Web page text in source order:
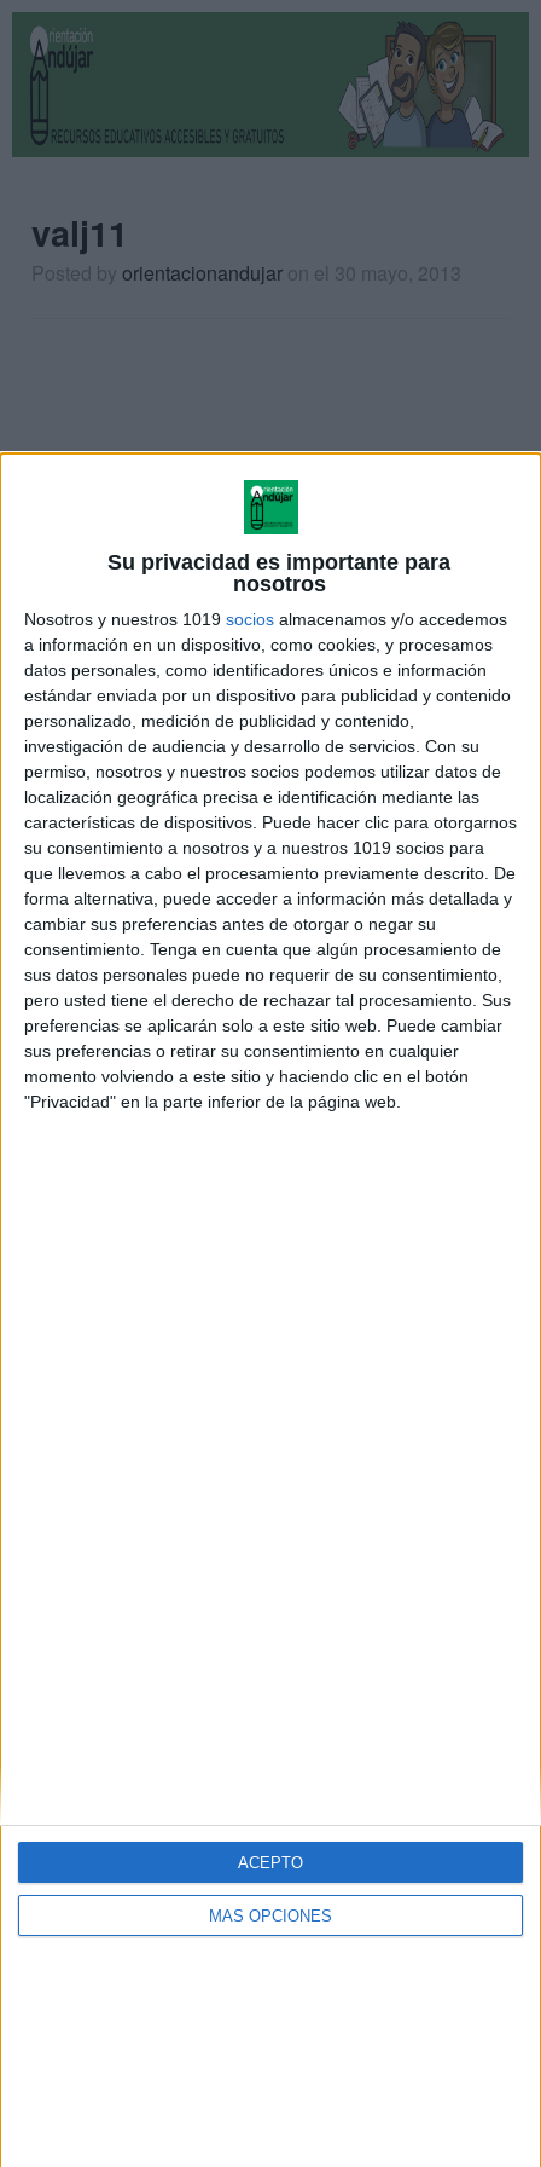
Su privacidad es importante para
nosotros
Nosotros y nuestros 1019 socios almacenamos y/o accedemos
a información en un dispositivo, como cookies, y procesamos
datos personales, como identificadores únicos e información
estándar enviada por un dispositivo para publicidad y contenido
personalizado, medición de publicidad y contenido,
investigación de audiencia y desarrollo de servicios. Con su
permiso, nosotros y nuestros socios podemos utilizar datos de
localización geográfica precisa e identificación mediante las
características de dispositivos. Puede hacer clic para otorgarnos
su consentimiento a nosotros y a nuestros 1019 socios para
que llevemos a cabo el procesamiento previamente descrito. De
forma alternativa, puede acceder a información más detallada y
cambiar sus preferencias antes de otorgar o negar su
consentimiento. Tenga en cuenta que algún procesamiento de
sus datos personales puede no requerir de su consentimiento,
pero usted tiene el derecho de rechazar tal procesamiento. Sus
preferencias se aplicarán solo a este sitio web. Puede cambiar
sus preferencias o retirar su consentimiento en cualquier
momento volviendo a este sitio y haciendo clic en el botón
"Privacidad" en la parte inferior de la página web.
MÁS OPCIONES
ACEPTO
valj11
Posted by orientacionandujar on el 30 mayo, 2013
valj11
DEJA UNA RESPUESTA
Tu dirección de correo electrónico no será
publicada. Los campos obligatorios están marcados
con*
Comentario*